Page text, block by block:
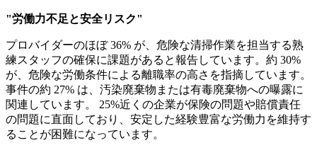
"労働力不足と安全リスク"
プロバイダーのほぼ 36% が、危険な清掃作業を担当する熟
練スタッフの確保に課題があると報告しています。約 30%
が、危険な労働条件による離職率の高さを指摘しています。
事件の約 27% は、汚染廃棄物または有毒廃棄物への曝露に
関連しています。 25%近くの企業が保険の問題や賠償責任
の問題に直面しており、安定した経験豊富な労働力を維持す
ることが困難になっています。